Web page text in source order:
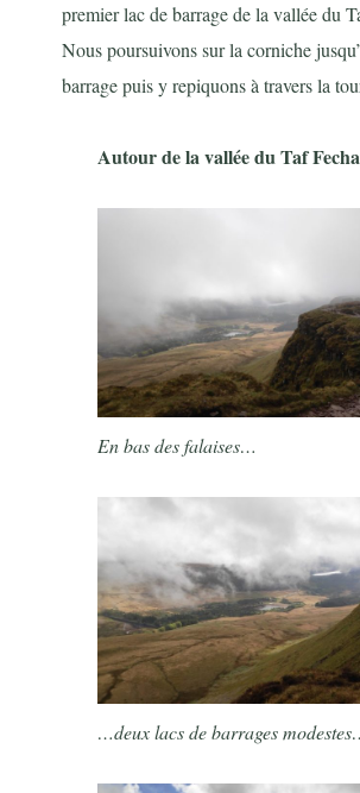
premier lac de barrage de la vallée du
Nous poursuivons sur la corniche
barrage puis y repiquons à travers la
Autour de la vallée du Taf
En bas des falaises…
…deux lacs de barrages